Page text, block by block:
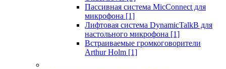
Пассивная система MicConnect для
микрофона [1]
Лифтовая система DynamicTalkB для
настольного микрофона [1]
Встраиваемые громкоговорители
Arthur Holm [1]